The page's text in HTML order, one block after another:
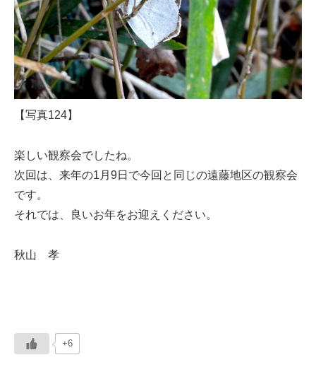
【写真124】
楽しい観察会でしたね。
次回は、来年の1月9日で今回と同じの遠藤地区の観察会
です。
それでは、良いお年をお迎えください。
秋山 孝
+6